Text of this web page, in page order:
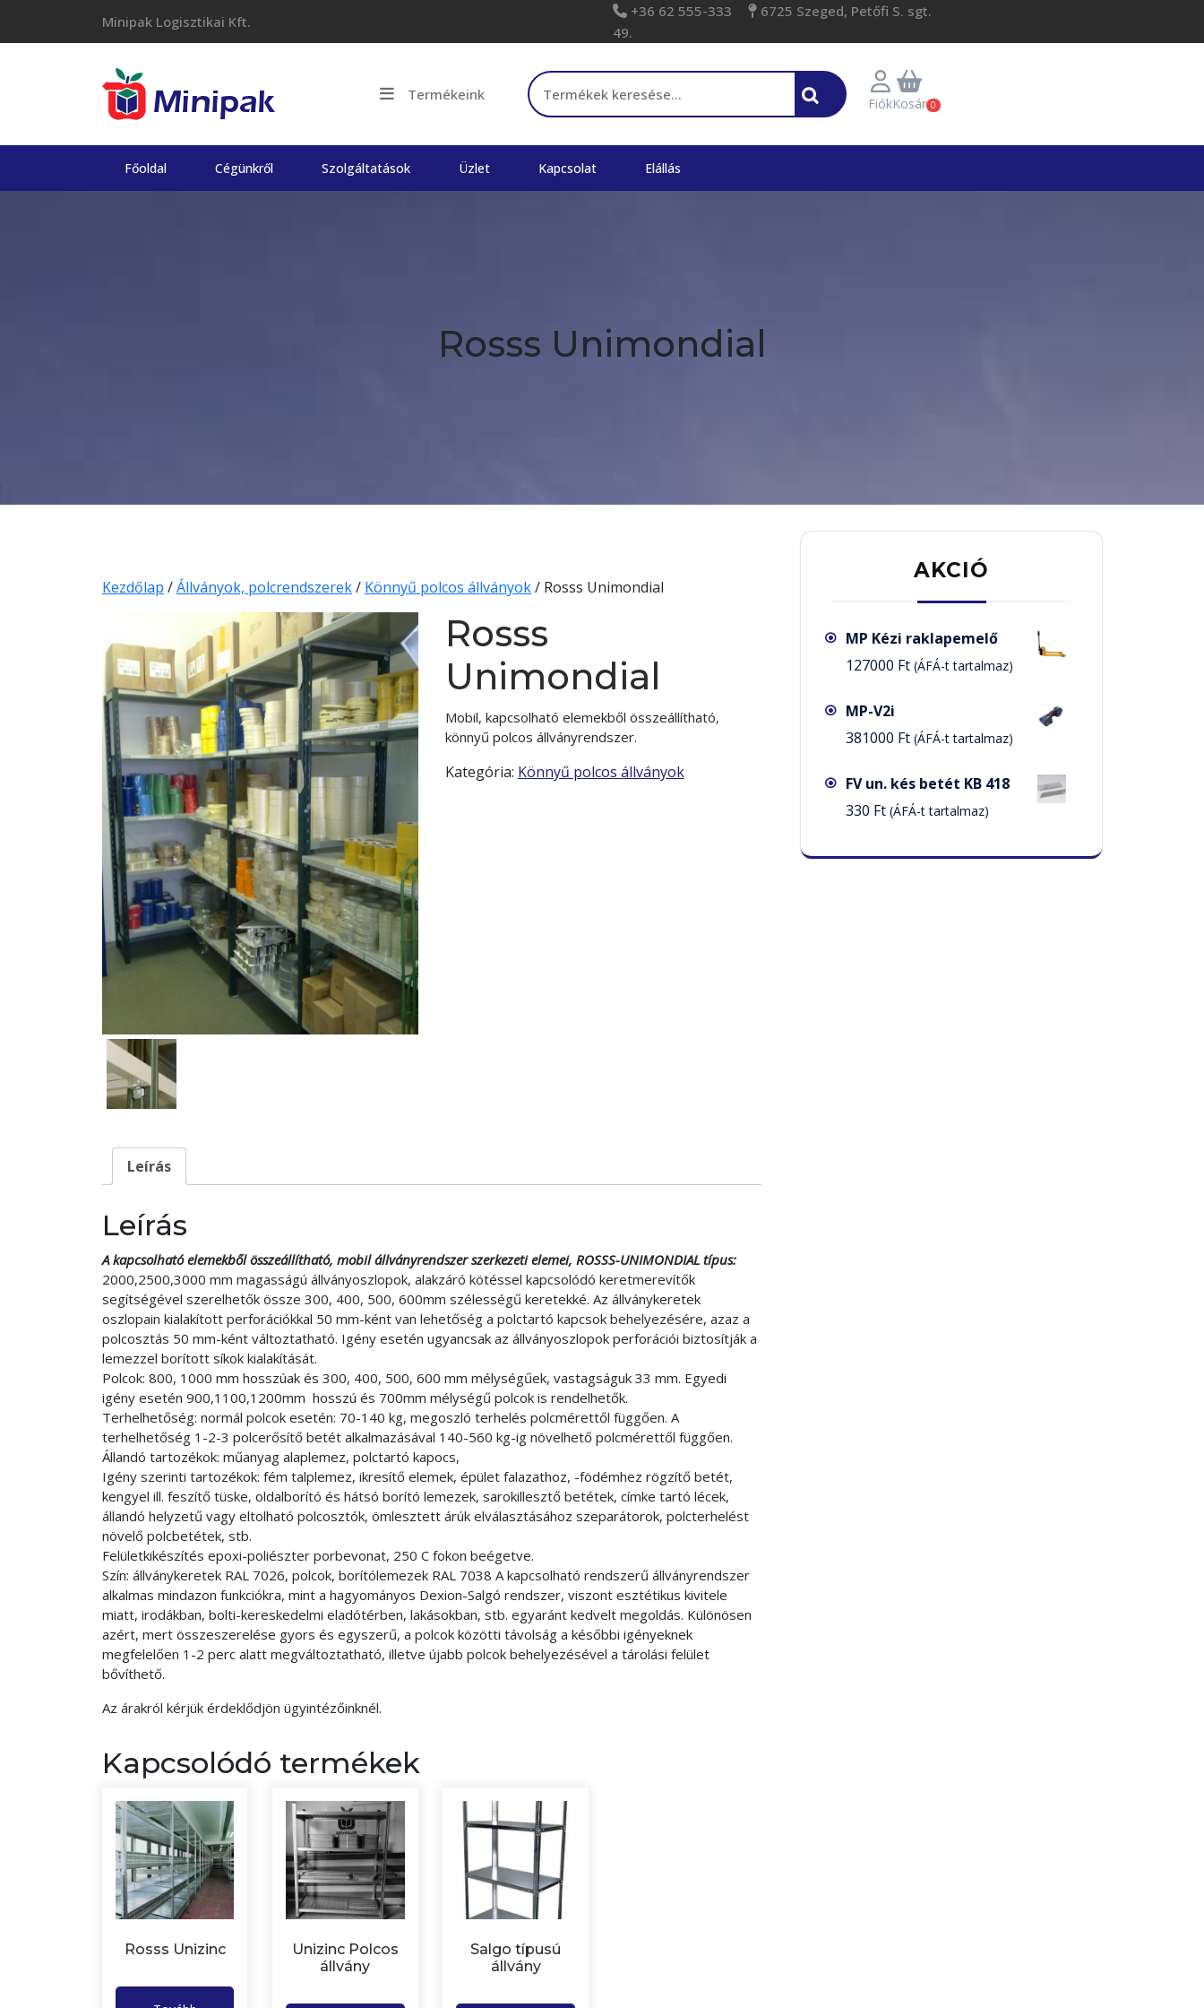
Minipak Logisztikai Kft.
+36 62 555-333
6725 Szeged, Petőfi S. sgt.
49.
Termékeink
Keresés a következőre:
FiókKosár 0
Főoldal Cégünkről Szolgáltatások Üzlet Kapcsolat Elállás
Rosss Unimondial
Kezdőlap /Állványok, polcrendszerek/ Könnyű polcos állványok/ Rosss Unimondial
Rosss
Unimondial
Mobil, kapcsolható elemekből összeállítható,
könnyű polcos állványrendszer.
Kategória: Könnyű polcos állványok
Leírás
Leírás
A kapcsolható elemekből összeállítható, mobil állványrendszer szerkezeti elemei, ROSSS-UNIMONDIAL típus:
2000,2500,3000 mm magasságú állványoszlopok, alakzáró kötéssel kapcsolódó keretmerevítők
segítségével szerelhetők össze 300, 400, 500, 600mm szélességű keretekké. Az állványkeretek
oszlopain kialakított perforációkkal 50 mm-ként van lehetőség a polctartó kapcsok behelyezésére, azaz a
polcosztás 50 mm-ként változtatható. Igény esetén ugyancsak az állványoszlopok perforációi biztosítják a
lemezzel borított síkok kialakítását.
Polcok: 800, 1000 mm hosszúak és 300, 400, 500, 600 mm mélységűek, vastagságuk 33 mm. Egyedi
igény esetén 900,1100,1200mm hosszú és 700mm mélységű polcok is rendelhetők.
Terhelhetőség: normál polcok esetén: 70-140 kg, megoszló terhelés polcmérettől függően. A
terhelhetőség 1-2-3 polcerősítő betét alkalmazásával 140-560 kg-ig növelhető polcmérettől függően.
Állandó tartozékok: műanyag alaplemez, polctartó kapocs,
Igény szerinti tartozékok: fém talplemez, ikresítő elemek, épület falazathoz, -födémhez rögzítő betét,
kengyel ill. feszítő tüske, oldalborító és hátsó borító lemezek, sarokillesztő betétek, címke tartó lécek,
állandó helyzetű vagy eltolható polcosztók, ömlesztett árúk elválasztásához szeparátorok, polcterhelést
növelő polcbetétek, stb.
Felületkikészítés epoxi-poliészter porbevonat, 250 C fokon beégetve.
Szín: állványkeretek RAL 7026, polcok, borítólemezek RAL 7038 A kapcsolható rendszerű állványrendszer
alkalmas mindazon funkciókra, mint a hagyományos Dexion-Salgó rendszer, viszont esztétikus kivitele
miatt, irodákban, bolti-kereskedelmi eladótérben, lakásokban, stb. egyaránt kedvelt megoldás. Különösen
azért, mert összeszerelése gyors és egyszerű, a polcok közötti távolság a későbbi igényeknek
megfelelően 1-2 perc alatt megváltoztatható, illetve újabb polcok behelyezésével a tárolási felület
bővíthető.
Az árakról kérjük érdeklődjön ügyintézőinknél.
Kapcsolódó termékek
Rosss Unizinc
Unizinc Polcos
állvány
Salgo típusú
állvány
AKCIÓ
MP Kézi raklapemelő
127000 Ft (ÁFÁ-t tartalmaz)
MP-V2i
381000 Ft (ÁFÁ-t tartalmaz)
FV un. kés betét KB 418
330 Ft (ÁFÁ-t tartalmaz)